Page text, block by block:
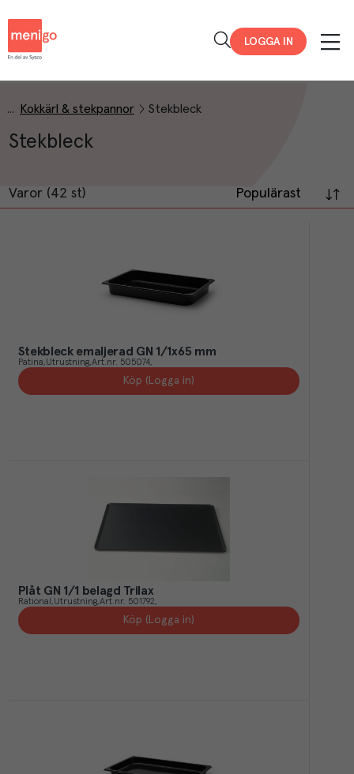
LOGGA IN
Kokkärl & stekpannor Stekbleck
Stekbleck
Varor (42 st) Populärast
Stekbleck emaljerad GN 1/1x65 mm
Patina Utrustning Art.nr. 505074
Köp (Logga in)
Plåt GN 1/1 belagd Trilax
Rational Utrustning Art.nr. 501792
Köp (Logga in)